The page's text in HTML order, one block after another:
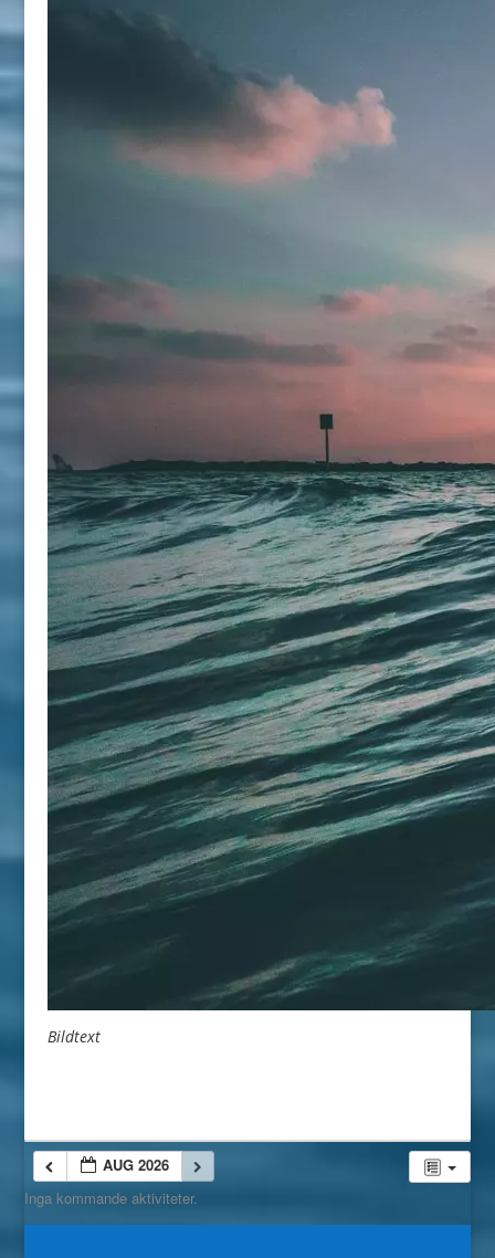
Bildtext
AUG 2026
Inga kommande aktiviteter.